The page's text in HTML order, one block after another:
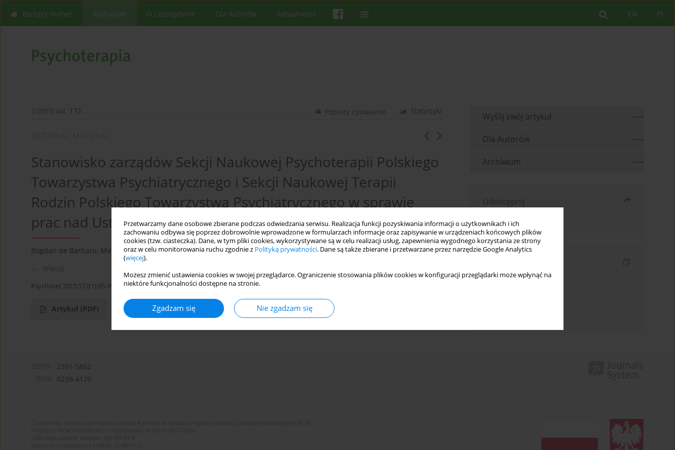
Przetwarzamy dane osobowe zbierane podczas odwiedzania serwisu. Realizacja funkcji pozyskiwania informacji o użytkownikach i ich
zachowaniu odbywa się poprzez dobrowolnie wprowadzone w formularzach informacje oraz zapisywanie w urządzeniach końcowych plików
cookies (tzw. ciasteczka). Dane, w tym pliki cookies, wykorzystywane są w celu realizacji usług, zapewnienia wygodnego korzystania ze strony
oraz w celu monitorowania ruchu zgodnie z Polityką prywatności. Dane są także zbierane i przetwarzane przez narzędzie Google Analytics
(więcej).
Możesz zmienić ustawienia cookies w swojej przeglądarce. Ograniczenie stosowania plików cookies w konfiguracji przeglądarki może wpłynąć na
niektóre funkcjonalności dostępne na stronie.
Zgadzam się Nie zgadzam się
PL
EN
Bieżący numer Archiwum O czasopiśmie Dla Autorów Aktualności
1/2015 vol. 172 Statystyki
Pobierz cytowanie
Stanowisko zarządów Sekcji Naukowej Psychoterapii Polskiego
Towarzystwa Psychiatrycznego i Sekcji Naukowej Terapii
Rodzin Polskiego Towarzystwa Psychiatrycznego w sprawie
prac nad Ustawą o zawodzie psychoterapeuty
Bogdan de Barbaro, Mariusz Frugal
Więcej
Psychoter 2015;172(1):95-99
Artykuł (PDF)
Wyślij swój artykuł
Dla Autorów
Archiwum
Udostępnij
Wyślij mailem
Indeks słów kluczowych
2391-5862
0239-4170